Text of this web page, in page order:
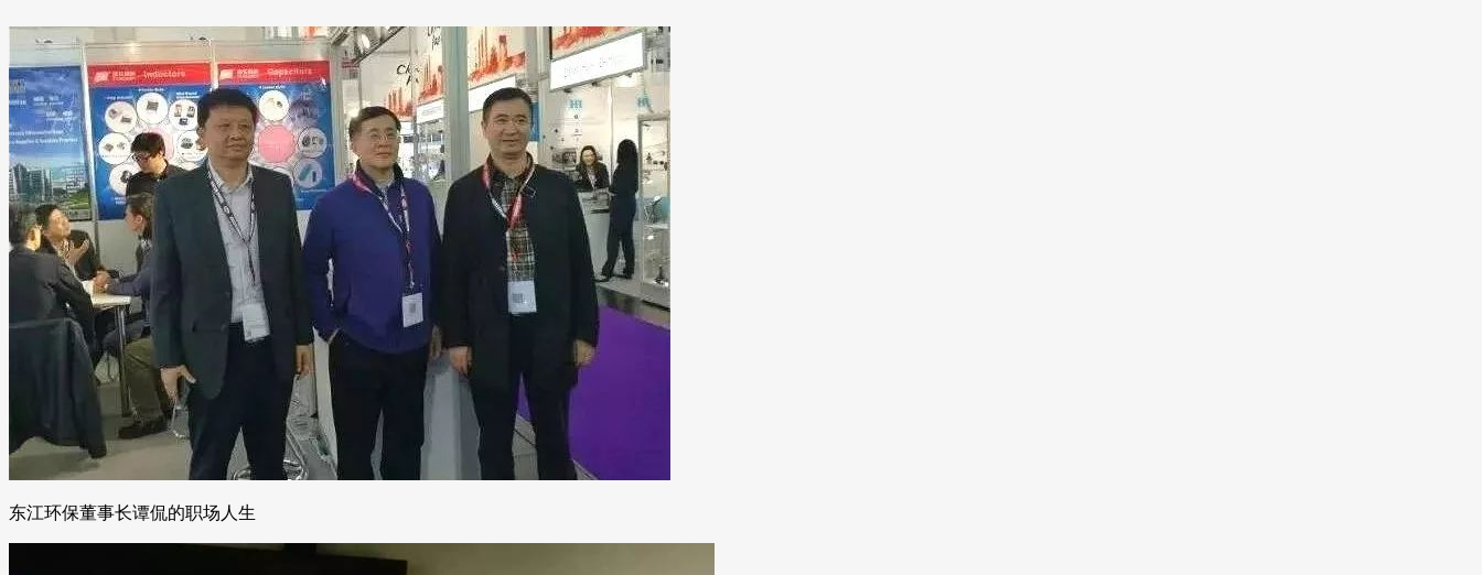
东江环保董事长谭侃的职场人生